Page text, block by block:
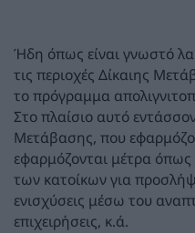
Ήδη όπως είναι γνωστό
τις περιοχές Δίκαιης
το πρόγραμμα
Στο πλαίσιο αυτό
Μετάβασης, που
εφαρμόζονται μέτρα
των κατοίκων για
ενισχύσεις μέσω του
επιχειρήσεις, κ.ά.